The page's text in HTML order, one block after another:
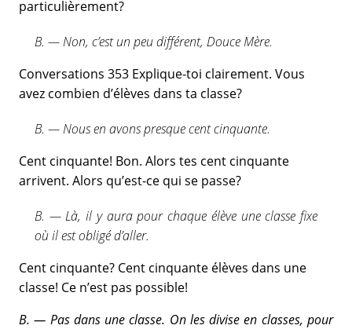
particulièrement?
B. — Non, c’est un peu différent, Douce Mère.
Conversations 353 Explique-toi clairement. Vous
avez combien d’élèves dans ta classe?
B. — Nous en avons presque cent cinquante.
Cent cinquante! Bon. Alors tes cent cinquante
arrivent. Alors qu’est-ce qui se passe?
B. — Là, il y aura pour chaque élève une classe fixe
où il est obligé d’aller.
Cent cinquante? Cent cinquante élèves dans une
classe! Ce n’est pas possible!
B. — Pas dans une classe. On les divise en classes, pour